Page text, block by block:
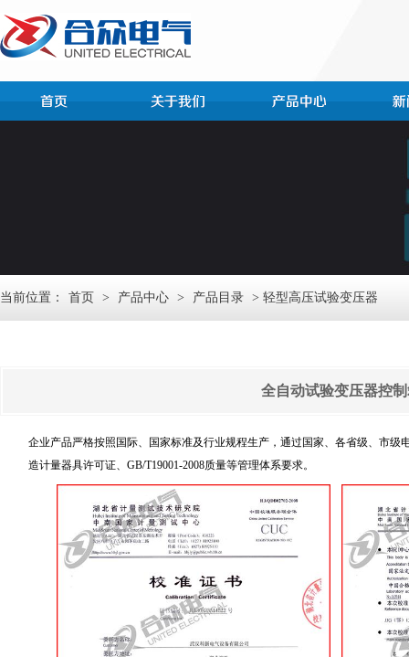
当前位置： 首页 > 产品中心 > 产品目录 > 轻型高压试验变压器
全自动试验变压器控
企业产品严格按照国际、国家标准及行业规程生产，通过国家、各省级、市
造计量器具许可证、GB/T19001-2008质量等管理体系要求。